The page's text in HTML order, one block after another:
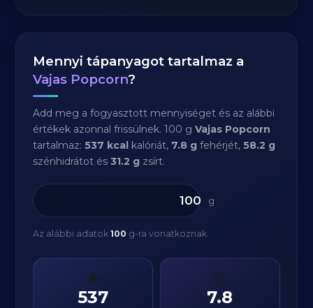
Mennyi tápanyagot tartalmaz a
Vajas Popcorn?
Add meg a fogyasztott mennyiséget és az alábbi
értékek azonnal frissülnek. 100 gVajas Popcorn
tartalmaz:537 kcal kalóriát, 7.8 g fehérjét,58.2 g
szénhidrátot és31.2 g zsírt.
g
Az alábbi adatok100 g-ra vonatkoznak.
🔥
537
💪
7.8